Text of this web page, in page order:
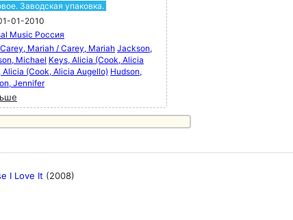
Заводская упаковка.
01-2010
Music Россия
Carey, Mariah / Carey, Mariah Jackson,
Michael Keys, Alicia (Cook, Alicia
Alicia (Cook, Alicia Augello) Hudson,
Jennifer
I Love It (2008)